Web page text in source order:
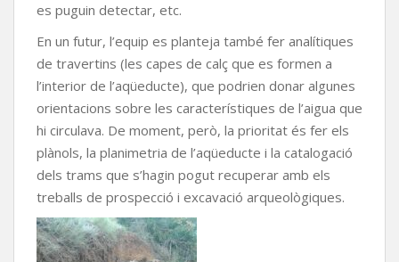
es puguin detectar, etc.
En un futur, l’equip es planteja també fer analítiques
de travertins (les capes de calç que es formen a
l’interior de l’aqüeducte), que podrien donar algunes
orientacions sobre les característiques de l’aigua que
hi circulava. De moment, però, la prioritat és fer els
plànols, la planimetria de l’aqüeducte i la catalogació
dels trams que s’hagin pogut recuperar amb els
treballs de prospecció i excavació arqueològiques.